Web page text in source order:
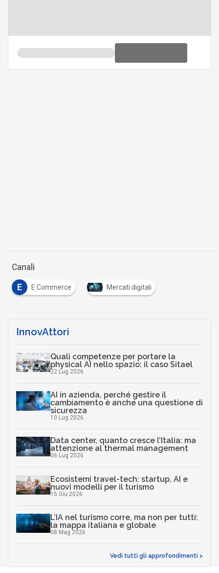
Canali
E E Commerce Mercati digitali
InnovAttori
Quali competenze per portare la
physical AI nello spazio: il caso Sitael
22 Lug 2026
AI in azienda, perché gestire il
cambiamento è anche una questione di
sicurezza
10 Lug 2026
Data center, quanto cresce l’Italia: ma
attenzione al thermal management
06 Lug 2026
Ecosistemi travel-tech: startup, AI e
nuovi modelli per il turismo
15 Giu 2026
L’IA nel turismo corre, ma non per tutti:
la mappa italiana e globale
08 Mag 2026
Vedi tutti gli approfondimenti >